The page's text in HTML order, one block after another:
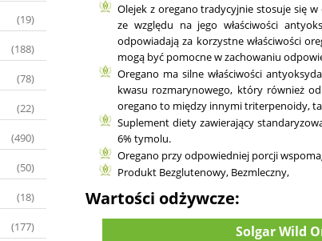
(19)
(188)
(78)
(22)
(490)
(50)
(18)
(177)
Olejek z oregano tradycyjnie stosuje się
ze względu na jego właściwości
odpowiadają za korzystne właści­wości
mogą być pomocne w zachowaniu
Oregano ma silne właściwości
kwa­su rozmarynowego, który również
oregano to między in­nymi triterpenoidy,
Suplement diety zawierający
6% tymolu.
Oregano przy odpowiedniej porcji
Produkt Bezglutenowy, Bezmleczny,
Wartości odżywcze:
Solgar Wild